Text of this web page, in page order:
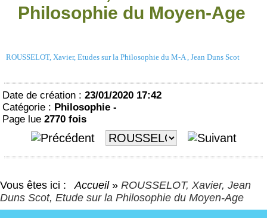
Philosophie du Moyen-Age
ROUSSELOT, Xavier, Etudes sur la Philosophie du M-A , Jean Duns Scot
Date de création : 23/01/2020 17:42
Catégorie : Philosophie -
Page lue 2770 fois
Vous êtes ici : Accueil » ROUSSELOT, Xavier, Jean
Duns Scot, Etude sur la Philosophie du Moyen-Age